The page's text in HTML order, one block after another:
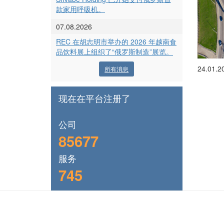
款家用呼吸机。
07.08.2026
REC 在胡志明市举办的 2026 年越南食
品饮料展上组织了“俄罗斯制造”展览。
所有消息
现在在平台注册了
公司
85677
服务
745